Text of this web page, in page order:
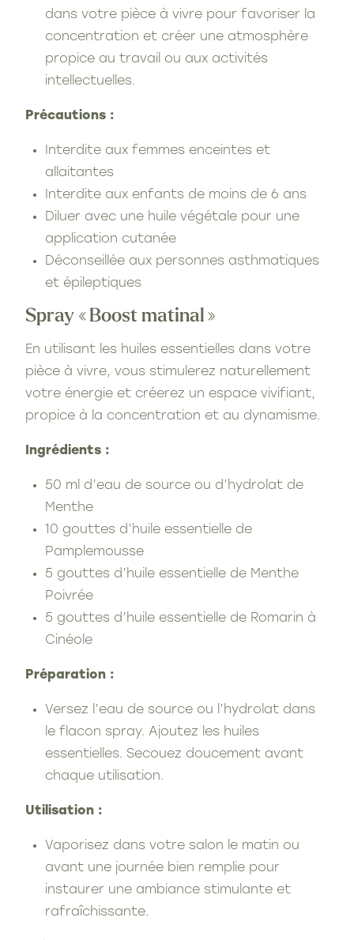
dans votre pièce à vivre pour favoriser la
concentration et créer une atmosphère
propice au travail ou aux activités
intellectuelles.
Précautions :
Interdite aux femmes enceintes et
allaitantes
Interdite aux enfants de moins de 6 ans
Diluer avec une huile végétale pour une
application cutanée
Déconseillée aux personnes asthmatiques
et épileptiques
Spray « Boost matinal »
En utilisant les huiles essentielles dans votre
pièce à vivre, vous stimulerez naturellement
votre énergie et créerez un espace vivifiant,
propice à la concentration et au dynamisme.
Ingrédients :
50 ml d’eau de source ou d’hydrolat de
Menthe
10 gouttes d’huile essentielle de
Pamplemousse
5 gouttes d’huile essentielle de Menthe
Poivrée
5 gouttes d’huile essentielle de Romarin à
Cinéole
Préparation :
Versez l’eau de source ou l’hydrolat dans
le flacon spray. Ajoutez les huiles
essentielles. Secouez doucement avant
chaque utilisation.
Utilisation :
Vaporisez dans votre salon le matin ou
avant une journée bien remplie pour
instaurer une ambiance stimulante et
rafraîchissante.